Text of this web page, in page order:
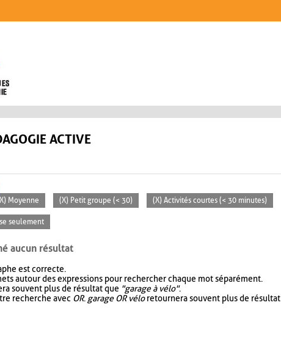
ACTIVE
Moyenne (X) Petit groupe (< 30) (X) Activités courtes (< 30 minutes)
seulement
aucun résultat
est correcte.
autour des expressions pour rechercher chaque mot séparément.
souvent plus de résultat que "garage à vélo".
recherche avec OR. garage OR véloretournera souvent plus de résultat